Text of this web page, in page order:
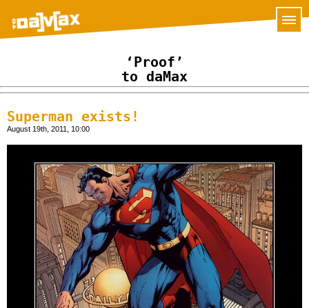
‘Proof’
to daMax
Superman exists!
August 19th, 2011, 10:00